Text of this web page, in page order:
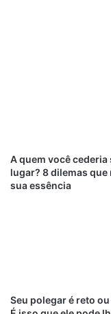
A quem você cederia
lugar? 8 dilemas que
sua essência
Seu polegar é reto